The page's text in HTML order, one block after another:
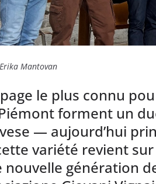
Mantovan
le plus connu
forment un
— aujourd’hui
variété revient
nouvelle génération